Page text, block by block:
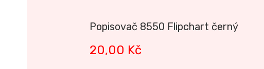
Popisovač 8550 Flipchart černý
20,00 Kč